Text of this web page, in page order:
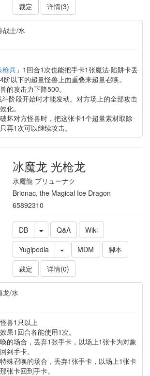
裁定
详情(3)
战士/水
枪兵」1回合1次也能把手卡1张魔法·陷阱卡丢
以下的超量怪兽上面重叠来超量召唤。
的攻击力下降500。
阶段开始时才能发动。对方场上的全部攻击
化。
坏对方怪兽时，把这张卡1个超量素材取除
再1次可以继续攻击。
冰魔龙 光枪龙
氷魔龍 ブリューナク
Brionac, the Magical Ice Dragon
65892310
DB Q&A
Wiki
Yugipedia
MDM
脚本
裁定
详情(0)
龙/水
兽1只以上
1回合各能使用1次。
的场合，丢弃1张手卡，以场上1张卡为对象
到手卡。
殊召唤的场合，丢弃1张手卡，以场上1张卡
张卡回到手卡。